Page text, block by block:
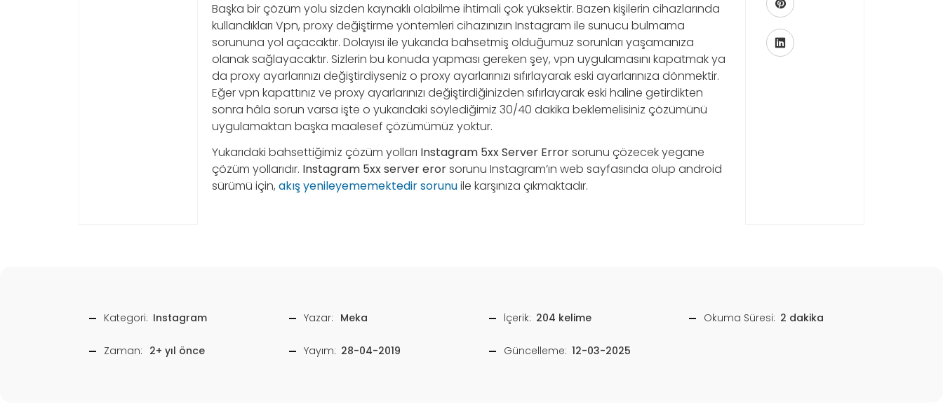
Başka bir çözüm yolu sizden kaynaklı olabilme ihtimali çok yüksektir. Bazen kişilerin cihazlarında
kullandıkları Vpn, proxy değiştirme yöntemleri cihazınızın Instagram ile sunucu bulmama
sorununa yol açacaktır. Dolayısı ile yukarıda bahsetmiş olduğumuz sorunları yaşamanıza
olanak sağlayacaktır. Sizlerin bu konuda yapması gereken şey, vpn uygulamasını kapatmak ya
da proxy ayarlarınızı değiştirdiyseniz o proxy ayarlarınızı sıfırlayarak eski ayarlarınıza dönmektir.
Eğer vpn kapattınız ve proxy ayarlarınızı değiştirdiğinizden sıfırlayarak eski haline getirdikten
sonra hâla sorun varsa işte o yukarıdaki söylediğimiz 30/40 dakika beklemelisiniz çözümünü
uygulamaktan başka maalesef çözümümüz yoktur.
Yukarıdaki bahsettiğimiz çözüm yolları Instagram 5xx Server Errorsorunu çözecek yegane
çözüm yollarıdır. Instagram 5xx server erorsorunu Instagram’ın web sayfasında olup android
sürümü için, akış yenileyememektedir sorunuile karşınıza çıkmaktadır.
Kategori: Instagram Yazar: Meka İçerik: 204 kelime Okuma Süresi: 2 dakika
Zaman: 2+ yıl önce Yayım: 28-04-2019 Güncelleme: 12-03-2025